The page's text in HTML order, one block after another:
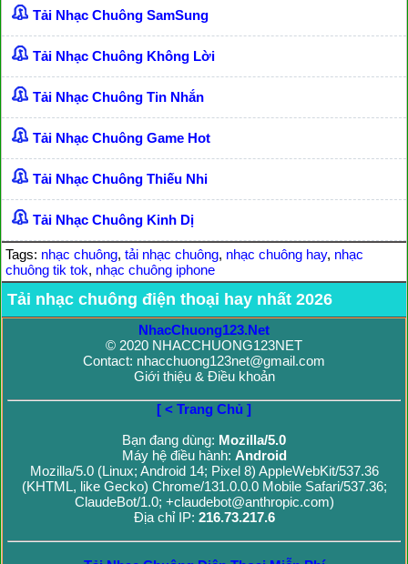
Tải Nhạc Chuông SamSung
Tải Nhạc Chuông Không Lời
Tải Nhạc Chuông Tin Nhắn
Tải Nhạc Chuông Game Hot
Tải Nhạc Chuông Thiếu Nhi
Tải Nhạc Chuông Kinh Dị
Tags: nhạc chuông, tải nhạc chuông, nhạc chuông hay, nhạc
chuông tik tok, nhạc chuông iphone
Tải nhạc chuông điện thoại hay nhất 2026
NhacChuong123.Net
© 2020 NHACCHUONG123NET
Contact: nhacchuong123net@gmail.com
Giới thiệu & Điều khoản
[ < Trang Chủ ]
Bạn đang dùng: Mozilla/5.0
Máy hệ điều hành: Android
Mozilla/5.0 (Linux; Android 14; Pixel 8) AppleWebKit/537.36
(KHTML, like Gecko) Chrome/131.0.0.0 Mobile Safari/537.36;
ClaudeBot/1.0; +claudebot@anthropic.com)
Địa chỉ IP: 216.73.217.6